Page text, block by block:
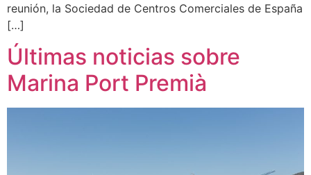
reunión, la Sociedad de Centros Comerciales de España
[…]
Últimas noticias sobre
Marina Port Premià